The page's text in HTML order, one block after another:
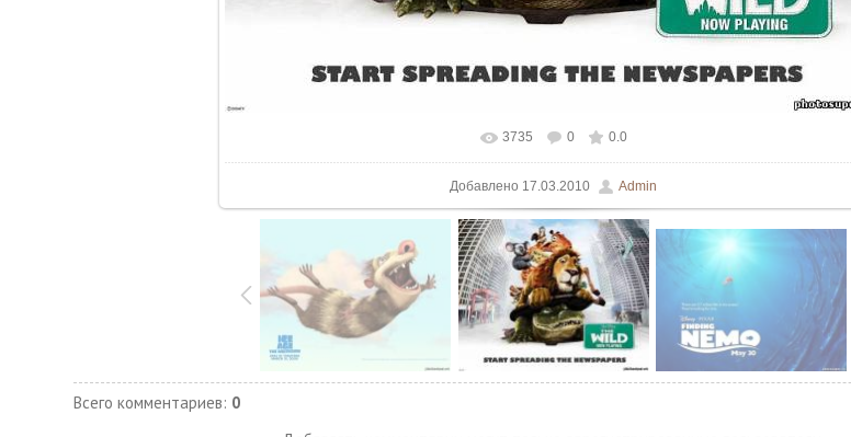
В реальном размере 750x600
3735 0 0.0
Добавлено 17.03.2010 Admin
Всего комментариев: 0